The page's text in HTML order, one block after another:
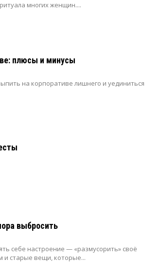
многих женщин....
плюсы и минусы
на корпоративе лишнего и уединиться
выбросить
себе настроение — «размусорить» своё
и старые вещи, которые...